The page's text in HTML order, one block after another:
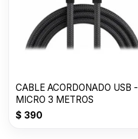
CABLE ACORDONADO USB -
MICRO 3 METROS
$ 390